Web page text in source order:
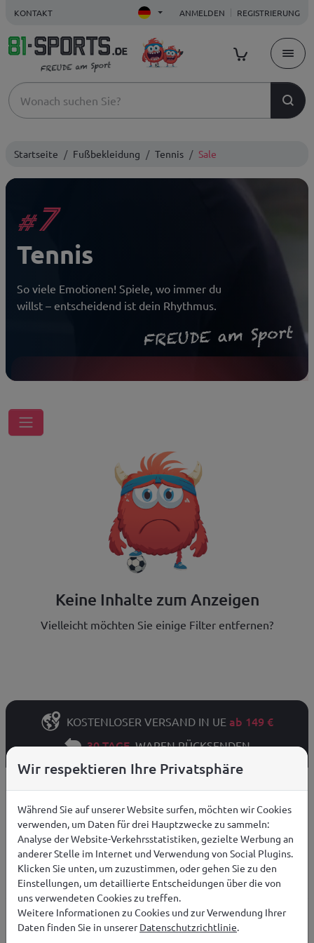
KONTAKT ANMELDEN REGISTRIERUNG
Startseite Fußbekleidung Tennis Sale
# 7
Tennis
So viele Emotionen! Spiele, wo immer du
willst – entscheidend ist dein Rhythmus.
Keine Inhalte zum Anzeigen
Vielleicht möchten Sie einige Filter entfernen?
KOSTENLOSER VERSAND IN UE ab 149 €
30 TAGEWAREN RÜCKSENDEN
Großhandel
Die B2B-Plattform bietet professionellen Service und die besten
Preise für Großhandelskunden.
Clubservice
Wir respektieren Ihre Privatsphäre
Während Sie auf unserer Website surfen, möchten wir Cookies
verwenden, um Daten für drei Hauptzwecke zu sammeln:
Analyse der Website-Verkehrsstatistiken, gezielte Werbung an
anderer Stelle im Internet und Verwendung von Social Plugins.
Klicken Sie unten, um zuzustimmen, oder gehen Sie zu den
Einstellungen, um detaillierte Entscheidungen über die von
uns verwendeten Cookies zu treffen.
Weitere Informationen zu Cookies und zur Verwendung Ihrer
Daten finden Sie in unsererDatenschutzrichtlinie